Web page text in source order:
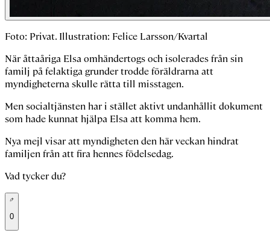
Foto: Privat. Illustration: Felice Larsson/Kvartal
När åttaåriga Elsa omhändertogs och isolerades från sin
familj på felaktiga grunder trodde föräldrarna att
myndigheterna skulle rätta till misstagen.
Men socialtjänsten har i stället aktivt undanhållit dokument
som hade kunnat hjälpa Elsa att komma hem.
Nya mejl visar att myndigheten den här veckan hindrat
familjen från att fira hennes födelsedag.
Vad tycker du?
0